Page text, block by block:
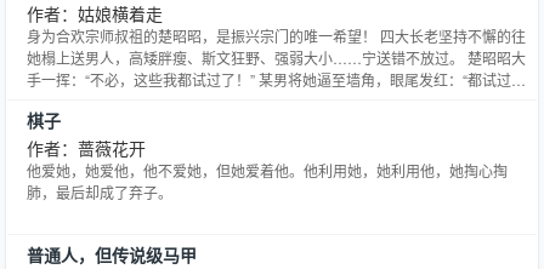
作者：姑娘横着走
身为合欢宗师叔祖的楚昭昭，是振兴宗门的唯一希望！ 四大长老坚持不懈的往
她榻上送男人，高矮胖瘦、斯文狂野、强弱大小……宁送错不放过。 楚昭昭大
手一挥：“不必，这些我都试过了！” 某男将她逼至墙角，眼尾发红：“都试过
为6翻了。 白天，楚昭昭是清心寡欲，恨不得修无情道的合欢宗师叔祖。 晚
上，她是在梦里夜夜笙歌，戏尽天下美男的花心
棋子
作者：蔷薇花开
他爱她，她爱他，他不爱她，但她爱着他。他利用她，她利用他，她掏心掏
肺，最后却成了弃子。
普通人，但传说级马甲